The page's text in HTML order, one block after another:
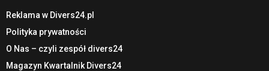
Reklama w Divers24.pl
Polityka prywatności
O Nas – czyli zespół divers24
Magazyn Kwartalnik Divers24